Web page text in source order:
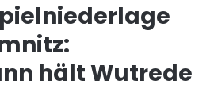
hält Wutrede